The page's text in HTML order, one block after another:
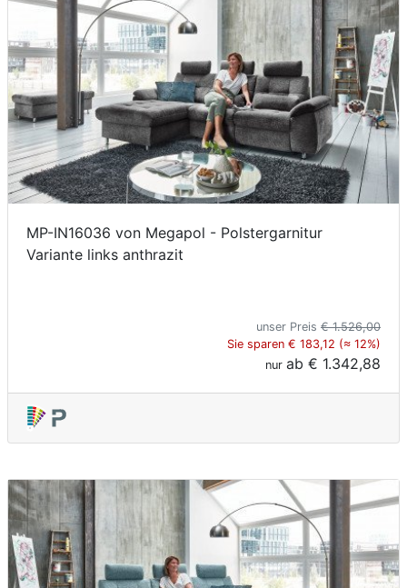
MP-IN16036 von Megapol - Polstergarnitur
Variante links anthrazit
unser Preis € 1.526,00
Sie sparen € 183,12 (≈ 12%)
nur ab € 1.342,88